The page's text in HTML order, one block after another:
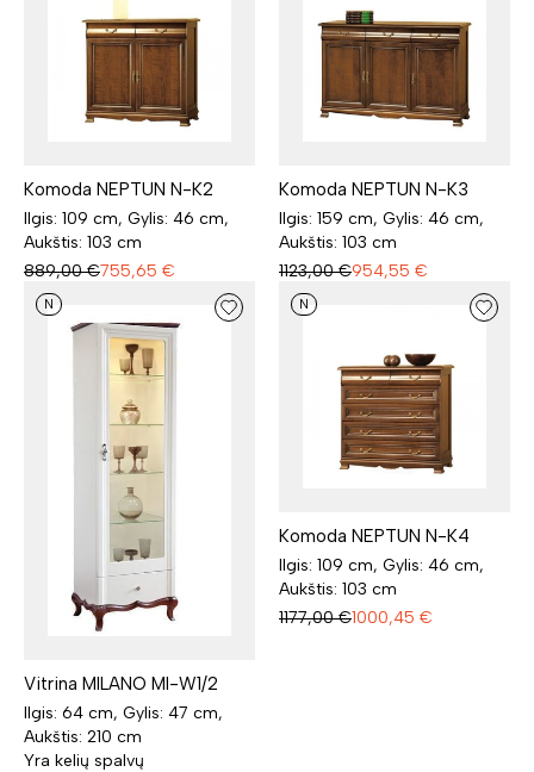
Komoda NEPTUN N-K2
Ilgis: 109 cm, Gylis: 46 cm,
Aukštis: 103 cm
889,00 €755,65 €
Komoda NEPTUN N-K3
Ilgis: 159 cm, Gylis: 46 cm,
Aukštis: 103 cm
1123,00 €954,55 €
N
Vitrina MILANO MI-W1/2
Ilgis: 64 cm, Gylis: 47 cm,
Aukštis: 210 cm
Yra kelių spalvų
N
Komoda NEPTUN N-K4
Ilgis: 109 cm, Gylis: 46 cm,
Aukštis: 103 cm
1177,00 €1000,45 €